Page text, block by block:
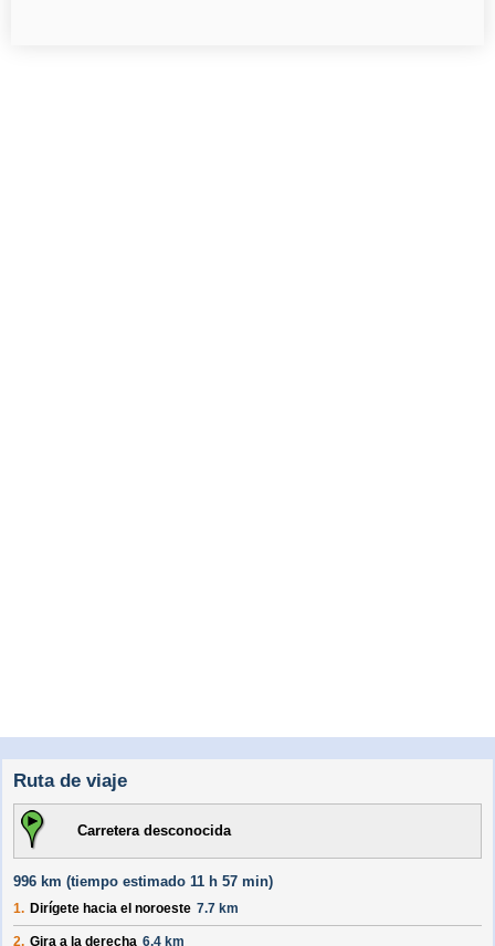
Ruta de viaje
Carretera desconocida
996 km (tiempo estimado 11 h 57 min)
1. Dirígete hacia el noroeste 7.7 km
2. Gira a la derecha 6.4 km